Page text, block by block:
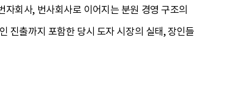
회사, 번사회사로 이어지는 분원 경영 구조의
진출까지 포함한 당시 도자 시장의 실태, 장인들